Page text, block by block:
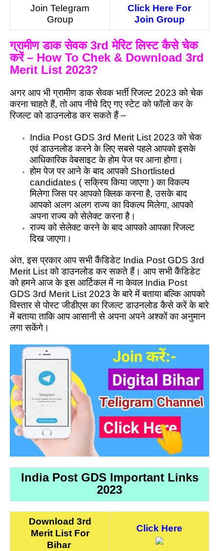
Join Telegram
Group
Click Here For
Join Group
ग्रामीण डाक सेवक 3rd मेरिट लिस्ट कैसे चेक
करें – How To Chek & Download 3rd
Merit List 2023?
अगर आप भी ग्रामीण डाक सेवक भर्ती रिजल्ट 2023 को चेक
करना चाहते हैं, तो आप नीचे दिए गए स्टेट को फॉलो कर के
रिजल्ट को डाउनलोड कर सकते हैं –
India Post GDS 3rd Merit List 2023 को चेक
एवं डाउनलोड करने के लिए सबसे पहले आपको इसके
आधिकारिक वेबसाइट के होम पेज पर आना होगा।
होम पेज पर आने के बाद आपको Shortlisted
candidates ( सक्रिय किया जाएगा ) का विकल्प
मिलेगा जिस पर आपको क्लिक करना है, उसके बाद
आपको अलग अलग राज्य का विकल्प मिलेगा, आपको
अपना राज्य को सेलेक्ट करना है।
राज्य को सेलेक्ट करने के बाद आपको आपका रिजल्ट
दिख जाएगा।
अंत, इस प्रकार आप सभी कैंडिडेट India Post GDS 3rd
Merit List को डाउनलोड कर सकते हैं। आप सभी कैंडिडेट
को हमने आज के इस आर्टिकल में ना केवल India Post
GDS 3rd Merit List 2023 के बारे में बताया बल्कि आपको
विस्तार से पोस्ट जीडीएस का रिजल्ट डाउनलोड कैसे करें के बारे
में बताया ताकि आप आसानी से अपना अपने अश्कों का अनुमान
लगा सकेंगे।
India Post GDS Important Links
2023
Download 3rd
Merit List For
Bihar
Click Here